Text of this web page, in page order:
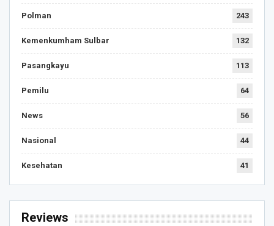
Polman 243
Kemenkumham Sulbar 132
Pasangkayu 113
Pemilu 64
News 56
Nasional 44
Kesehatan 41
Reviews